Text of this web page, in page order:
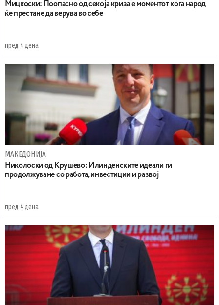
Мицкоски: Поопасно од секоја криза е моментот кога народ
ќе престане да верува во себе
пред 4 дена
МАКЕДОНИЈА
Николоски од Крушево: Илинденските идеали ги
продолжуваме со работа, инвестиции и развој
пред 4 дена